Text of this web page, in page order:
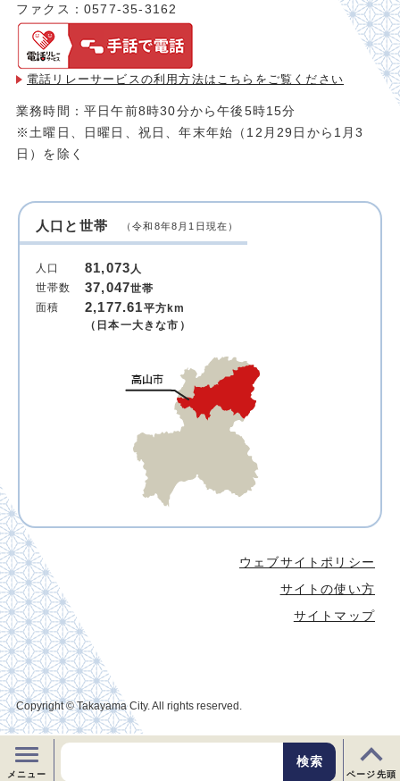
メニュー ページ先頭
ファクス：0577-35-3162
電話リレーサービスの利用方法は こちらをご覧ください
業務時間：平日午前8時30分から午後5時15分
※土曜日、日曜日、祝日、年末年始（12月29日から1月3
日）を除く
人口と世帯 （令和8年8月1日現在）
人口 81,073人
世帯数
37,047世帯
面積
2,177.61平方km
（日本一大きな市）
ウェブサイトポリシー
サイトの使い方
サイトマップ
Copyright © Takayama City. All rights reserved.